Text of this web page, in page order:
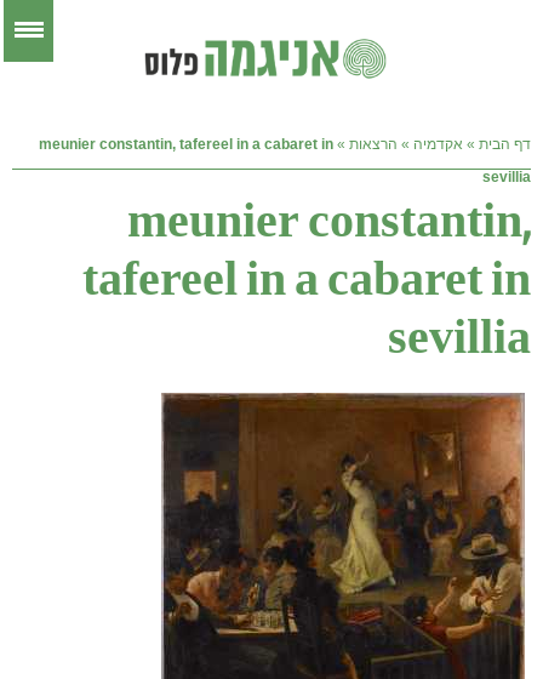
דף הבית » אקדמיה » הרצאות »
meunier constantin, tafereel in a cabaret in
sevillia
meunier constantin,
tafereel in a cabaret in
sevillia